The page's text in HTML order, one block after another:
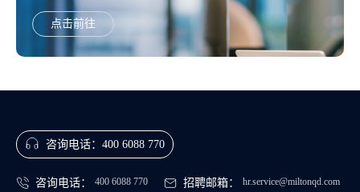
点击前往
咨询电话： 400 6088 770
咨询电话： 400 6088 770 招聘邮箱： hr.service@miltonqd.com